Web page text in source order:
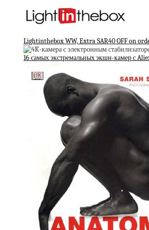
Lightinthebox WW, Extra SAR40 OFF on
16 самых экстремальных экшн-камер с